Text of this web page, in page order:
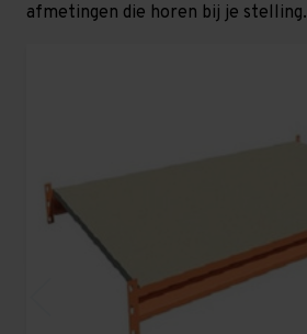
afmetingen die horen bij je stelling.